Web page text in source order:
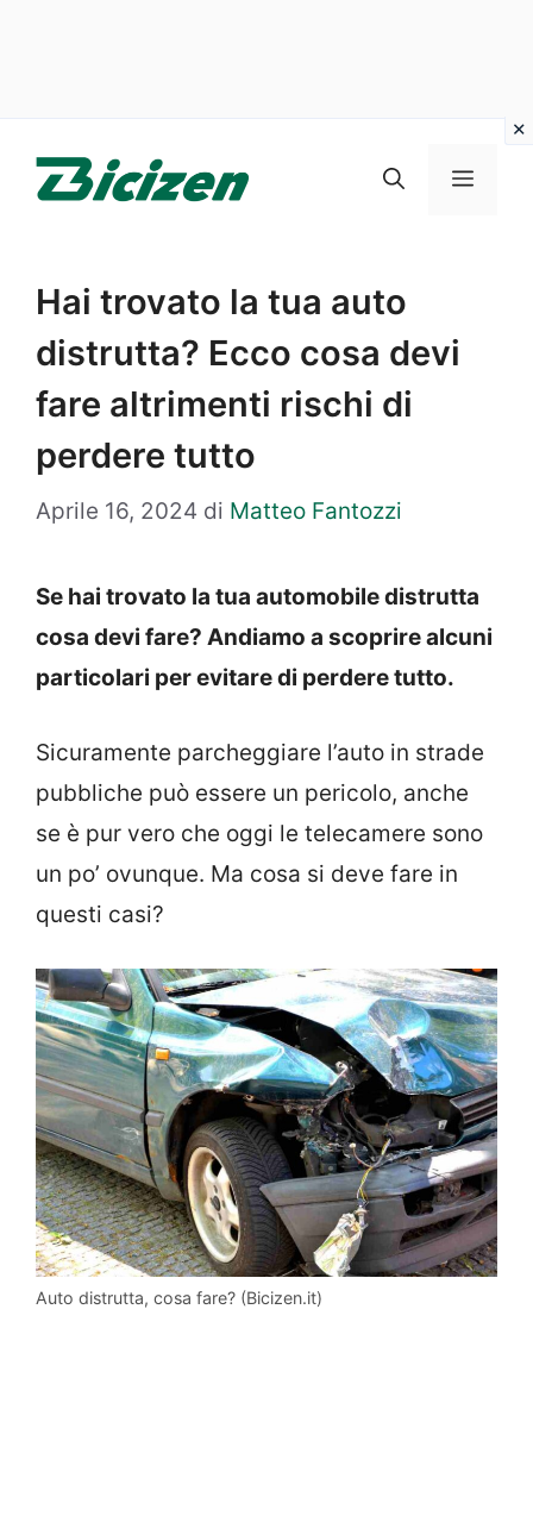
Menu
Hai trovato la tua auto
distrutta? Ecco cosa devi
fare altrimenti rischi di
perdere tutto
Aprile 16, 2024 di Matteo Fantozzi
Se hai trovato la tua automobile distrutta
cosa devi fare? Andiamo a scoprire alcuni
particolari per evitare di perdere tutto.
Sicuramente parcheggiare l’auto in strade
pubbliche può essere un pericolo, anche
se è pur vero che oggi le telecamere sono
un po’ ovunque. Ma cosa si deve fare in
questi casi?
Auto distrutta, cosa fare? (Bicizen.it)